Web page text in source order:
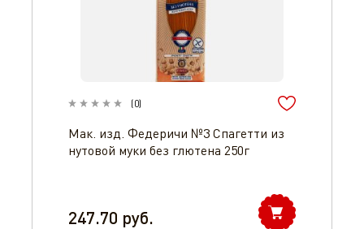
(0)
Мак. изд. Федеричи №3 Спагетти из
нутовой муки без глютена 250г
247.70 руб.